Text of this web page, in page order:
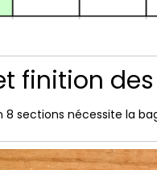
finition
8 sections nécessite la